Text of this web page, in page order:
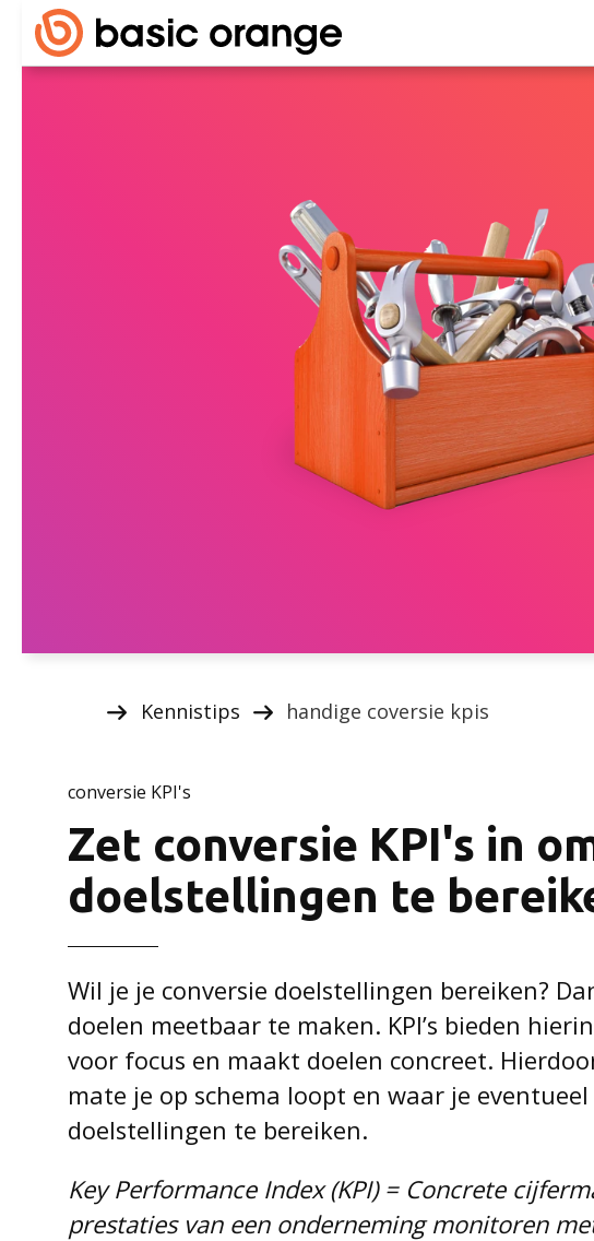
Kennistips handige coversie kpis
conversie KPI's
Zet conversie KPI's in
doelstellingen te
Wil je je conversie doelstellingen bereiken?
doelen meetbaar te maken. KPI’s bieden
voor focus en maakt doelen concreet.
mate je op schema loopt en waar je
doelstellingen te bereiken.
Key Performance Index (KPI) = Concrete
prestaties van een onderneming monitoren